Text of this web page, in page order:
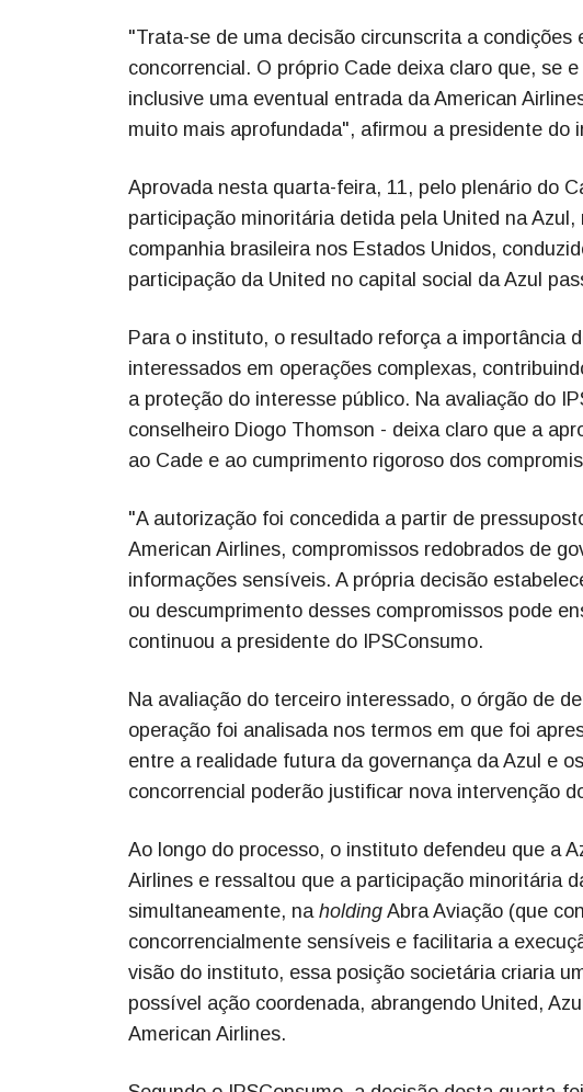
"Trata-se de uma decisão circunscrita a
concorrencial. O próprio Cade deixa claro que, se
inclusive uma eventual entrada da American
muito mais aprofundada", afirmou a presidente
Aprovada nesta quarta-feira, 11, pelo plenário do
participação minoritária detida pela United na
companhia brasileira nos Estados Unidos,
participação da United no capital social da Azul
Para o instituto, o resultado reforça a importância
interessados em operações complexas,
a proteção do interesse público. Na avaliação do
conselheiro Diogo Thomson - deixa claro que a
ao Cade e ao cumprimento rigoroso dos
"A autorização foi concedida a partir de
American Airlines, compromissos redobrados de
informações sensíveis. A própria decisão
ou descumprimento desses compromissos pode
continuou a presidente do IPSConsumo.
Na avaliação do terceiro interessado, o órgão de
operação foi analisada nos termos em que foi
entre a realidade futura da governança da Azul e
concorrencial poderão justificar nova intervenção
Ao longo do processo, o instituto defendeu que a
Airlines e ressaltou que a participação minoritária
simultaneamente, na holding Abra Aviação (que
concorrencialmente sensíveis e facilitaria a
visão do instituto, essa posição societária criaria
possível ação coordenada, abrangendo United,
American Airlines.